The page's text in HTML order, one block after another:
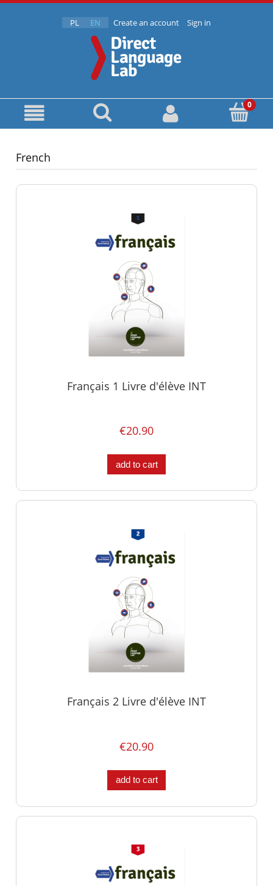
PL EN Create an account Sign in
French
Français 1 Livre d'élève INT
€20.90
add to cart
Français 2 Livre d'élève INT
€20.90
add to cart